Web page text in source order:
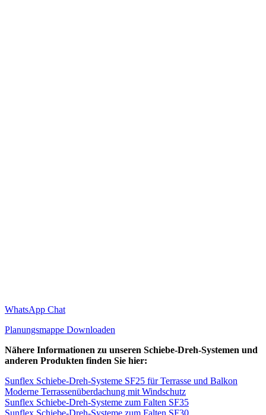
WhatsApp Chat
Planungsmappe Downloaden
Nähere Informationen zu unseren Schiebe-Dreh-Systemen und
anderen Produkten finden Sie hier:
Sunflex Schiebe-Dreh-Systeme SF25 für Terrasse und Balkon
Moderne Terrassenüberdachung mit Windschutz
Sunflex Schiebe-Dreh-Systeme zum Falten SF35